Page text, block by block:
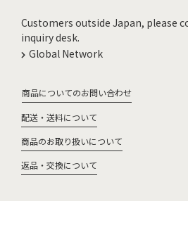
Customers outside Japan, please
inquiry desk.
Global Network
商品についてのお問い合わせ
配送・送料について
商品のお取り扱いについて
返品・交換について